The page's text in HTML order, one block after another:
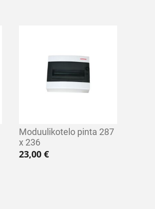
Moduulikotelo pinta 287
x 236
23,00€